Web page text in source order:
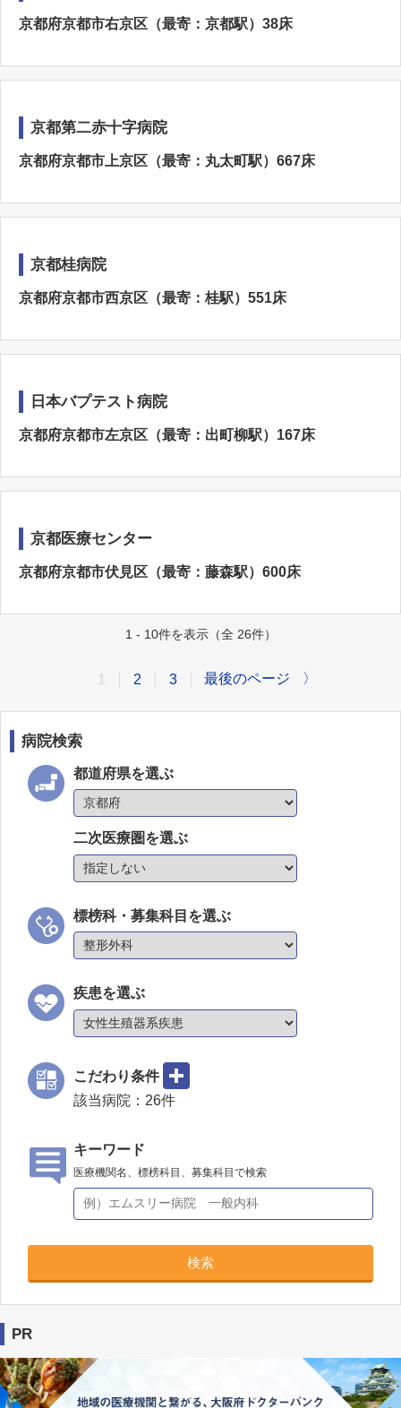
京都府京都市右京区（最寄：京都駅）38床
京都第二赤十字病院
京都府京都市上京区（最寄：丸太町駅）667床
京都桂病院
京都府京都市西京区（最寄：桂駅）551床
日本バプテスト病院
京都府京都市左京区（最寄：出町柳駅）167床
京都医療センター
京都府京都市伏見区（最寄：藤森駅）600床
1 - 10件を表示（全 26件）
2 3 最後のページ 〉
病院検索
都道府県を選ぶ
二次医療圏を選ぶ
標榜科・募集科目を選ぶ
疾患を選ぶ
こだわり条件
該当病院： 26件
キーワード
医療機関名、標榜科目、募集科目で検索
検索
PR